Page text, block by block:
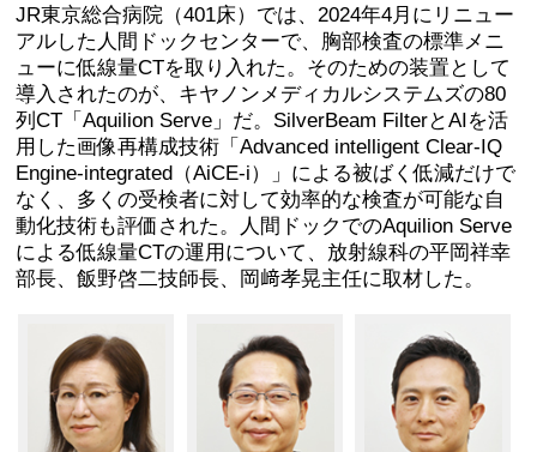
JR東京総合病院（401床）では、2024年4月にリニュー
アルした人間ドックセンターで、胸部検査の標準メニ
ューに低線量CTを取り入れた。そのための装置として
導入されたのが、キヤノンメディカルシステムズの80
列CT「Aquilion Serve」だ。SilverBeam FilterとAIを活
用した画像再構成技術「Advanced intelligent Clear-IQ
Engine-integrated（AiCE-i）」による被ばく低減だけで
なく、多くの受検者に対して効率的な検査が可能な自
動化技術も評価された。人間ドックでのAquilion Serve
による低線量CTの運用について、放射線科の平岡祥幸
部長、飯野啓二技師長、岡﨑孝晃主任に取材した。